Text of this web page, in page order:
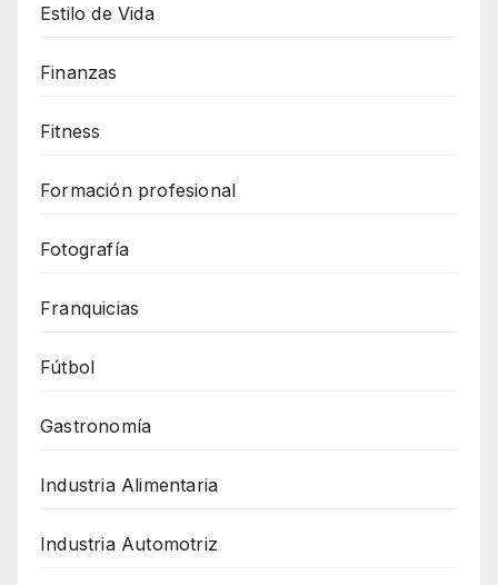
Estilo de Vida
Finanzas
Fitness
Formación profesional
Fotografía
Franquicias
Fútbol
Gastronomía
Industria Alimentaria
Industria Automotriz